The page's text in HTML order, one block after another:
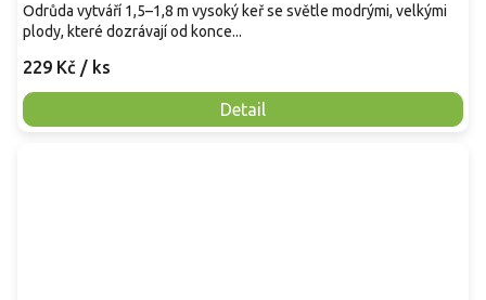
229 Kč / ks
Detail
Odrůda vytváří 1,5–1,8 m vysoký keř se světle modrými, velkými
plody, které dozrávají od konce...